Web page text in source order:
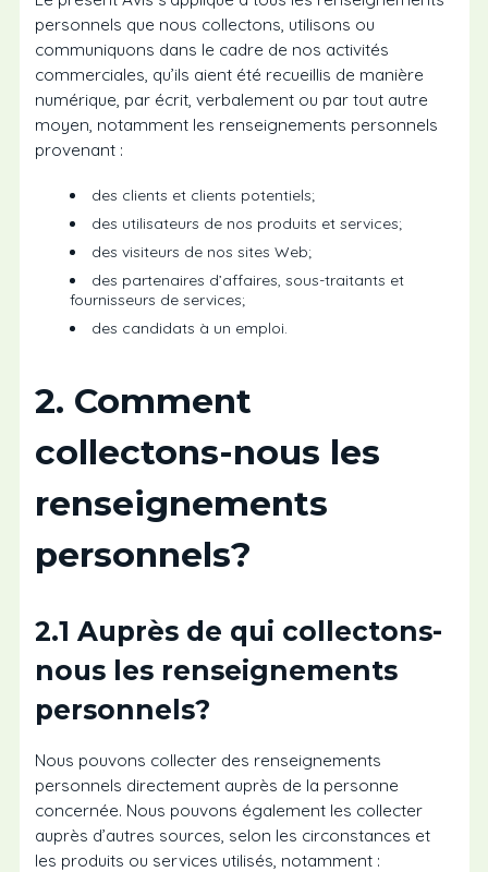
personnels que nous collectons, utilisons ou
communiquons dans le cadre de nos activités
commerciales, qu’ils aient été recueillis de manière
numérique, par écrit, verbalement ou par tout autre
moyen, notamment les renseignements personnels
provenant :
des clients et clients potentiels;
des utilisateurs de nos produits et services;
des visiteurs de nos sites Web;
des partenaires d’affaires, sous-traitants et
fournisseurs de services;
des candidats à un emploi.
2. Comment
collectons-nous les
renseignements
personnels?
2.1 Auprès de qui collectons-
nous les renseignements
personnels?
Nous pouvons collecter des renseignements
personnels directement auprès de la personne
concernée. Nous pouvons également les collecter
auprès d’autres sources, selon les circonstances et
les produits ou services utilisés, notamment :